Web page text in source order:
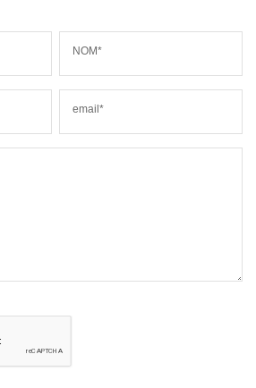
NOM*
email*